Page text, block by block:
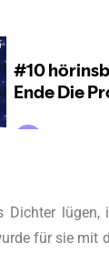
Dich­ter
für sie mit